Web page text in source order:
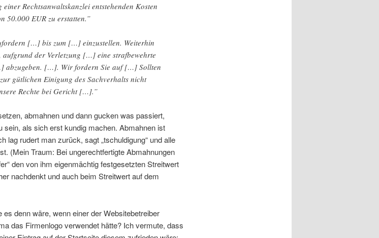
Rechtsanwaltskanzlei entstehenden Kosten
50.000 EUR zu erstatten.”
[…] bis zum […] einzustellen. Weiterhin
aufgrund der Verletzung […] eine strafbewehrte
abzugeben. […]. Wir fordern Sie auf […] Sollten
gütlichen Einigung des Sachverhalts nicht
Rechte bei Gericht […].”
abmahnen und dann gucken was passiert,
sein, als sich erst kundig machen. Abmahnen ist
lag rudert man zurück, sagt „tschuldigung“ und alle
(Mein Traum: Bei ungerechtfertigte Abmahnungen
den von ihm eigenmächtig festgesetzten Streitwert
nachdenkt und auch beim Streitwert auf dem
denn wäre, wenn einer der Websitebetreiber
das Firmenlogo verwendet hätte? Ich vermute, dass